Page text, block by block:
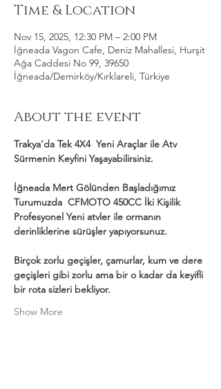
Time & Location
Nov 15, 2025, 12:30 PM – 2:00 PM
İğneada Vagon Cafe, Deniz Mahallesi, Hurşit
Ağa Caddesi No 99, 39650
İğneada/Demirköy/Kırklareli, Türkiye
About the event
Trakya'da Tek 4X4  Yeni Araçlar ile Atv
Sürmenin Keyfini Yaşayabilirsiniz.
İğneada Mert Gölünden Başladığımız
Turumuzda  CFMOTO 450CC İki Kişilik
Profesyonel Yeni atvler ile ormanın
derinliklerine sürüşler yapıyorsunuz.
Birçok zorlu geçişler, çamurlar, kum ve dere
geçişleri gibi zorlu ama bir o kadar da keyifli
bir rota sizleri bekliyor.
Show More